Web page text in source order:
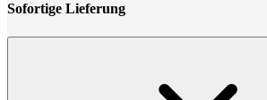
Sofortige Lieferung